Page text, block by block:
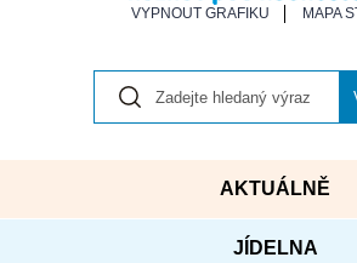
VYPNOUT GRAFIKU MAPA
AKTUÁLNĚ
JÍDELNA